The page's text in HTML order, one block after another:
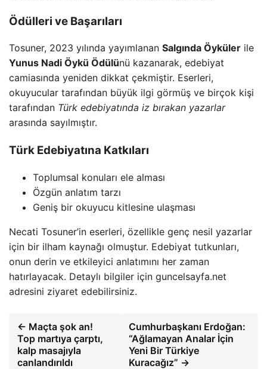
Ödülleri ve Başarıları
Tosuner, 2023 yılında yayımlanan Salgında Öyküler ile
Yunus Nadi Öykü Ödülünü kazanarak, edebiyat
camiasında yeniden dikkat çekmiştir. Eserleri,
okuyucular tarafından büyük ilgi görmüş ve birçok kişi
tarafından Türk edebiyatında iz bırakan yazarlar
arasında sayılmıştır.
Türk Edebiyatına Katkıları
Toplumsal konuları ele alması
Özgün anlatım tarzı
Geniş bir okuyucu kitlesine ulaşması
Necati Tosuner’in eserleri, özellikle genç nesil yazarlar
için bir ilham kaynağı olmuştur. Edebiyat tutkunları,
onun derin ve etkileyici anlatımını her zaman
hatırlayacak. Detaylı bilgiler için guncelsayfa.net
adresini ziyaret edebilirsiniz.
← Maçta şok an!
Top martıya çarptı,
kalp masajıyla
canlandırıldı
Cumhurbaşkanı Erdoğan:
“Ağlamayan Analar İçin
Yeni Bir Türkiye
Kuracağız” →